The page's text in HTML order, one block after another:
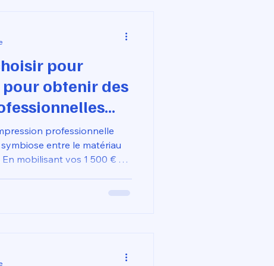
pour
obtenir des
professionnelle
entre le matériau
mobilisant vos 1 500 € de
fibres de carbone et les